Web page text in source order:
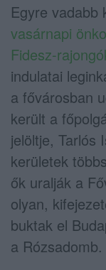
Egyre vadabb
vasárnapi
Fidesz-
indulatai
a fővárosban
került a
jelöltje, Tarlós
kerületek
ők uralják a
olyan,
buktak el
a Rózsadomb.